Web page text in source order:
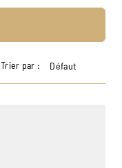
Trier par : Défaut